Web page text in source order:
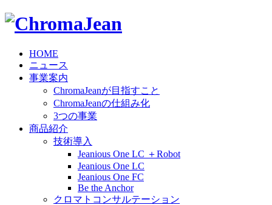
HOME
ニュース
事業案内
ChromaJeanが目指すこと
ChromaJeanの仕組み化
3つの事業
商品紹介
技術導入
Jeanious One LC ＋Robot
Jeanious One LC
Jeanious One FC
Be the Anchor
クロマトコンサルテーション